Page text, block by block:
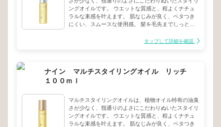
ングオイルです。 ウエットな質感と、程よくナチュ
ラルな束感を叶えます。 肌なじみが良く、ベタつき
にくい、スムースな使用感。 髪を毛先までしっとり
分を98％以上使用した、肌にも使えるオイルです。
エット感とより細かな束感を表現できます。
タップして詳細を確認
ナイン マルチスタイリングオイル リッチ
１００ｍｌ
マルチスタイリングオイルは、植物オイル特有の油臭
さが少なく、指通りのよさにこだわりぬいたスタイリ
ングオイルです。 ウエットな質感と、程よくナチュ
ラルな束感を叶えます。 肌なじみが良く、ベタつき